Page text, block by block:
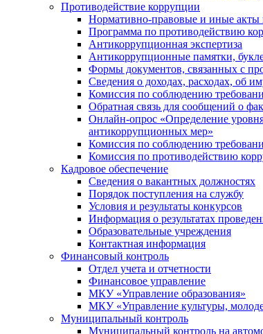
Противодействие коррупции
Нормативно-правовые и иные акты
Программа по противодействию
Антикоррупционная экспертиза
Антикоррупционные памятки,
Формы документов, связанных с
Сведения о доходах, расходах, об
Комиссия по соблюдению
Обратная связь для сообщений о
Онлайн-опрос «Определение
антикоррупционных мер»
Комиссия по соблюдению
Комиссия по противодействию
Кадровое обеспечение
Сведения о вакантных должностях
Порядок поступления на службу
Условия и результаты конкурсов
Информация о результатах
Образовательные учреждения
Контактная информация
Финансовый контроль
Отдел учета и отчетности
Финансовое управление
МКУ «Управление образования»
МКУ «Управление культуры,
Муниципальный контроль
Муниципальный контроль на